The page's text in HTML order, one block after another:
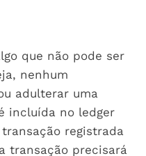
que não pode ser
nenhum
adulterar uma
incluída no ledger
registrada
transação precisará